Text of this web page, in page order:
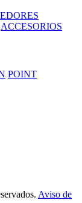
ACCESORIOS
POINT
Aviso de